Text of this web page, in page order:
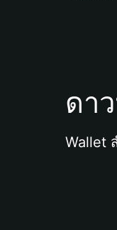
ดา
Wallet